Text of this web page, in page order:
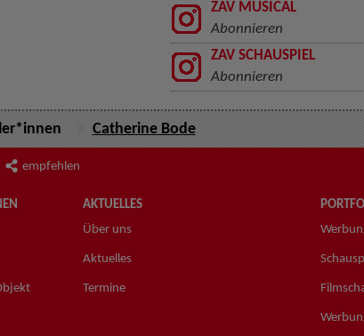
ZAV MUSICAL
Abonnieren
ZAV SCHAUSPIEL
Abonnieren
Catherine Bode
empfehlen
AKTUELLES
Über uns
Aktuelles
Termine